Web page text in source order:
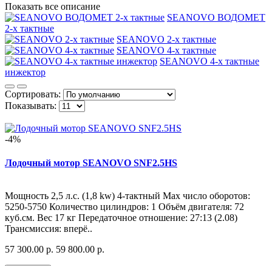
Показать все описание
SEANOVO ВОДОМЕТ
2-х тактные
SEANOVO 2-х тактные
SEANOVO 4-х тактные
SEANOVO 4-х тактные
инжектор
Сортировать:
Показывать:
-4%
Лодочный мотор SEANOVO SNF2.5HS
Мощность 2,5 л.с. (1,8 kw) 4-тактный Мах число оборотов:
5250-5750 Количество цилиндров: 1 Объём двигателя: 72
куб.см. Вес 17 кг Передаточное отношение: 27:13 (2.08)
Трансмиссия: вперё..
57 300.00 р. 59 800.00 р.